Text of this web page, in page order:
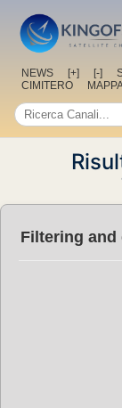
NEWS [+] [-]
CIMITERO
Filtering